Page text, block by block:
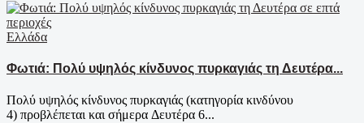
Ελλάδα
Φωτιά: Πολύ υψηλός κίνδυνος πυρκαγιάς τη Δευτέρα...
Πολύ υψηλός κίνδυνος πυρκαγιάς (κατηγορία κινδύνου
4) προβλέπεται και σήμερα Δευτέρα 6...